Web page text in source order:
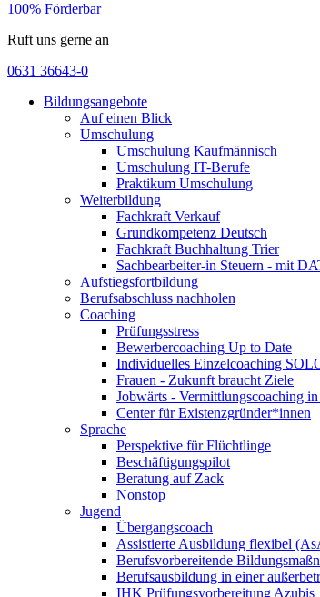
100% Förderbar
Ruft uns gerne an
0631 36643-0
Bildungsangebote
Auf einen Blick
Umschulung
Umschulung Kaufmännisch
Umschulung IT-Berufe
Praktikum Umschulung
Weiterbildung
Fachkraft Verkauf
Grundkompetenz Deutsch
Fachkraft Buchhaltung Trier
Sachbearbeiter-in Steuern - mit
Aufstiegsfortbildung
Berufsabschluss nachholen
Coaching
Prüfungsstress
Bewerbercoaching Up to Date
Individuelles Einzelcoaching
Frauen - Zukunft braucht Ziele
Jobwärts - Vermittlungscoaching
Center für Existenzgründer*innen
Sprache
Perspektive für Flüchtlinge
Beschäftigungspilot
Beratung auf Zack
Nonstop
Jugend
Übergangscoach
Assistierte Ausbildung flexibel
Berufsvorbereitende
Berufsausbildung in einer
IHK Prüfungsvorbereitung Azubis